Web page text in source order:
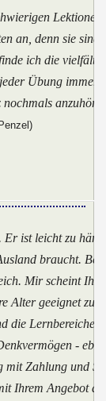
Lektionen
an, denn sie
ich die
Übung immer
Er ist leicht zu
braucht.
Mir scheint
Alter geeignet zu
die Lernbereiche
-
Zahlung und
Ihrem Angebot